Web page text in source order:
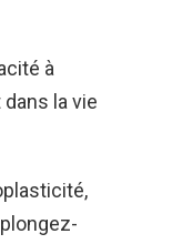
à
la vie